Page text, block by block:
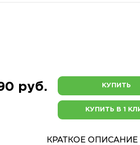
руб. КУПИТЬ
КУПИТЬ В 1
КРАТКОЕ ОПИСАНИЕ